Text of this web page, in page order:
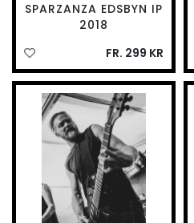
SPARZANZA EDSBYN IP
2018
FR. 299 KR